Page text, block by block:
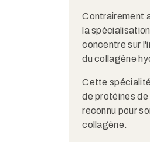
Contrairement
la
concentre sur
du collagène
Cette
de protéines
reconnu pour
collagène.